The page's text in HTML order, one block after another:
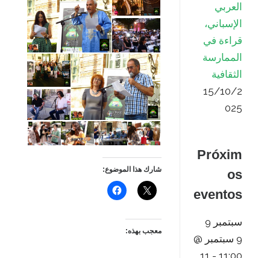
شارك هذا الموضوع:
معجب بهذه:
العربي
الإسباني،
قراءة في
الممارسة
الثقافية
15/10/2
025
Próxim
os
eventos
سبتمبر 9
9 سبتمبر @